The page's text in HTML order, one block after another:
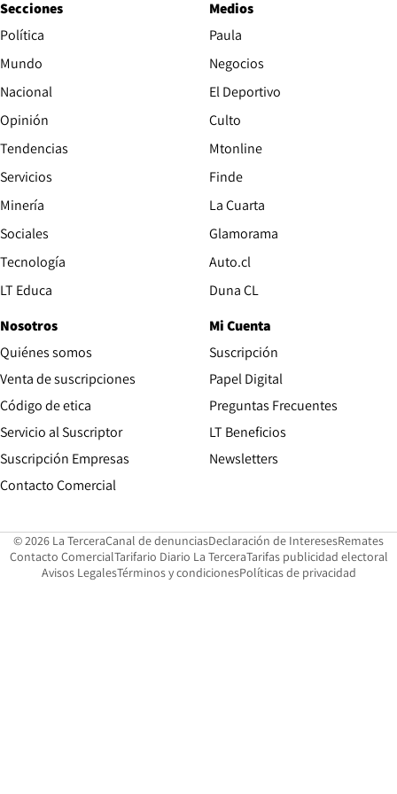
Secciones
Política
Mundo
Nacional
Opinión
Tendencias
Servicios
Minería
Sociales
Tecnología
LT Educa
Medios
Paula
Negocios
El Deportivo
Culto
Mtonline
Finde
La Cuarta
Glamorama
Auto.cl
Duna CL
Nosotros
Quiénes somos
Venta de suscripciones
Código de etica Opens in new window
Servicio al Suscriptor
Suscripción Empresas
Contacto Comercial
Mi Cuenta
Suscripción
Papel Digital
Preguntas Frecuentes
LT Beneficios
Newsletters
© 2026 La TerceraCanal de denunciasOpens in new window
Declaración de InteresesOpens in
Remates
Contacto ComercialOpens in new window
Tarifario Diario La TerceraOpens in new window
Tarifas publicidad electoral
Avisos LegalesOpens in new window
Términos y condicionesPolíticas de privacidad